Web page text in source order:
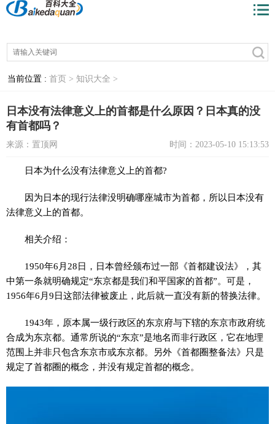
当前位置 : 首页 > 知识大全 >
日本没有法律意义上的首都是什么原因？日本真的没
有首都吗？
来源：置顶网 时间：2023-05-10 15:13:53
日本为什么没有法律意义上的首都?
因为日本的现行法律没明确哪座城市为首都，所以日本没有
法律意义上的首都。
相关介绍：
1950年6月28日，日本曾经颁布过一部《首都建设法》，其
中第一条就明确规定“东京都是我们和平国家的首都”。可是，
1956年6月9日这部法律被废止，此后就一直没有新的替换法律。
1943年，原本属一级行政区的东京府与下辖的东京市政府统
合成为东京都。通常所说的“东京”是地名而非行政区，它在地理
范围上并非只包含东京市或东京都。另外《首都圈整备法》只是
规定了首都圈的概念，并没有规定首都的概念。